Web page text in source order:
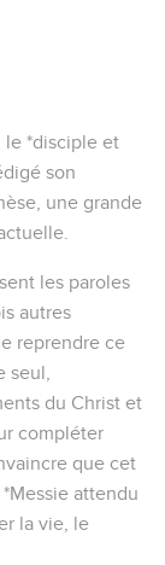
le *disciple et
son
une grande
les paroles
autres
reprendre ce
seul,
du Christ et
compléter
que cet
attendu
la vie, le